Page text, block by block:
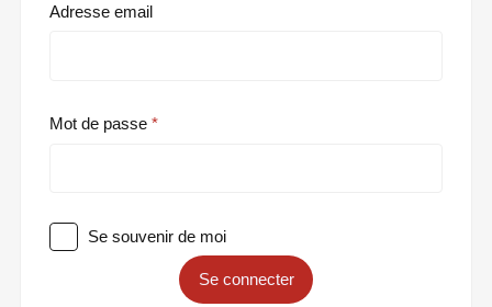
Adresse email
Mot de passe
Se souvenir de moi
Se connecter